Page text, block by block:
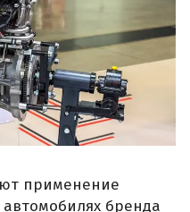
применение
бренда